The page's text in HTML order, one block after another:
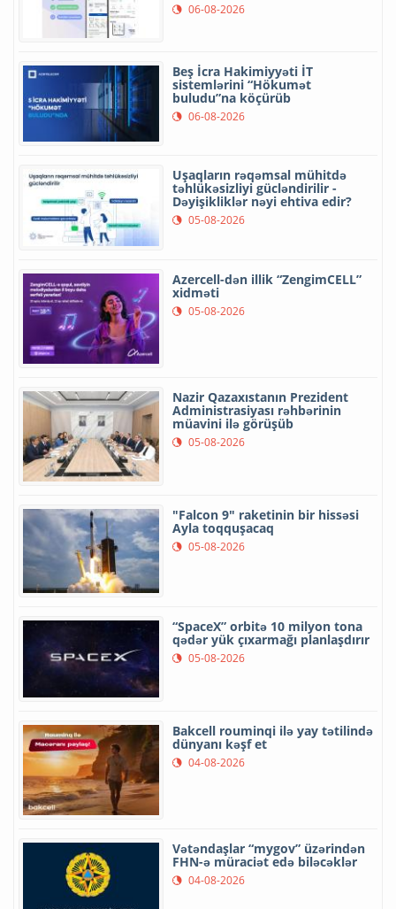
06-08-2026
Beş İcra Hakimiyyəti İT
sistemlərini “Hökumət
buludu”na köçürüb
06-08-2026
Uşaqların rəqəmsal mühitdə
təhlükəsizliyi gücləndirilir -
Dəyişikliklər nəyi ehtiva edir?
05-08-2026
Azercell-dən illik “ZengimCELL”
xidməti
05-08-2026
Nazir Qazaxıstanın Prezident
Administrasiyası rəhbərinin
müavini ilə görüşüb
05-08-2026
"Falcon 9" raketinin bir hissəsi
Ayla toqquşacaq
05-08-2026
“SpaceX” orbitə 10 milyon tona
qədər yük çıxarmağı planlaşdırır
05-08-2026
Bakcell rouminqi ilə yay tətilində
dünyanı kəşf et
04-08-2026
Vətəndaşlar “mygov” üzərindən
FHN-ə müraciət edə biləcəklər
04-08-2026